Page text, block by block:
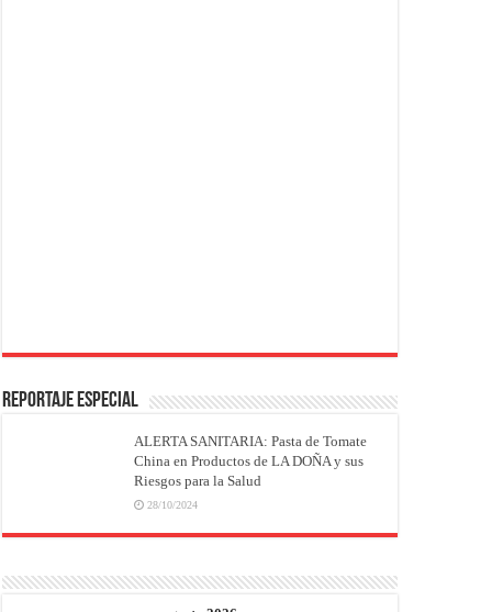
REPORTAJE ESPECIAL
ALERTA SANITARIA: Pasta de Tomate
China en Productos de LA DOÑA y sus
Riesgos para la Salud
28/10/2024